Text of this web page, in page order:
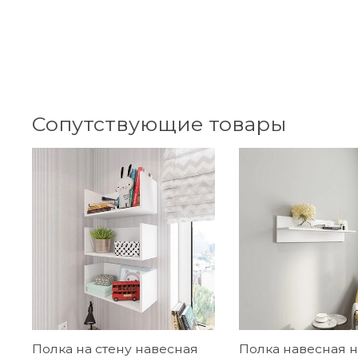
Сопутствующие товары
Полка на стену навесная
Полка навесная